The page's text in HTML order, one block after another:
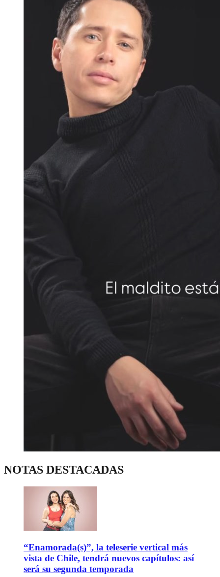
NOTAS DESTACADAS
“Enamorada(s)”, la teleserie vertical más
vista de Chile, tendrá nuevos capítulos: así
será su segunda temporada